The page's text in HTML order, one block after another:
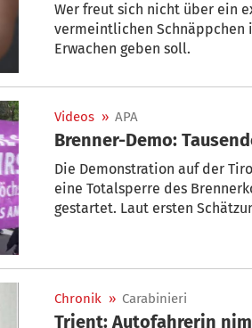
Wer freut sich nicht über ein extrem günstiges Angebot? Doch gerade bei
vermeintlichen Schnäppchen ist
Erwachen geben soll.
Videos » APA
Brenner-Demo:
Die Demonstration auf der
eine Totalsperre des
gestartet. Laut ersten
"historischen Moment."
Chronik » Carabinieri
Trient: Autofahrerin